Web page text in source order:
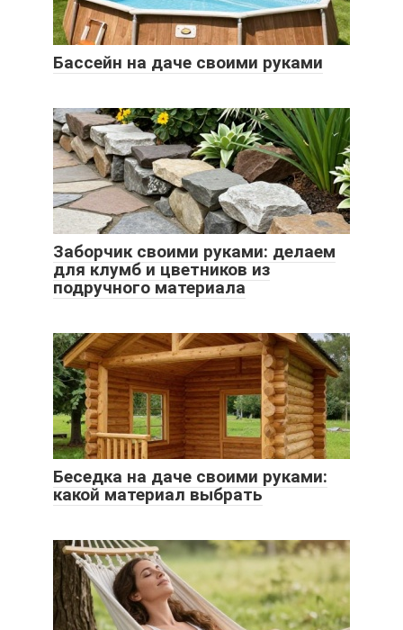
Бассейн на даче своими руками
Заборчик своими руками: делаем
для клумб и цветников из
подручного материала
Беседка на даче своими руками:
какой материал выбрать